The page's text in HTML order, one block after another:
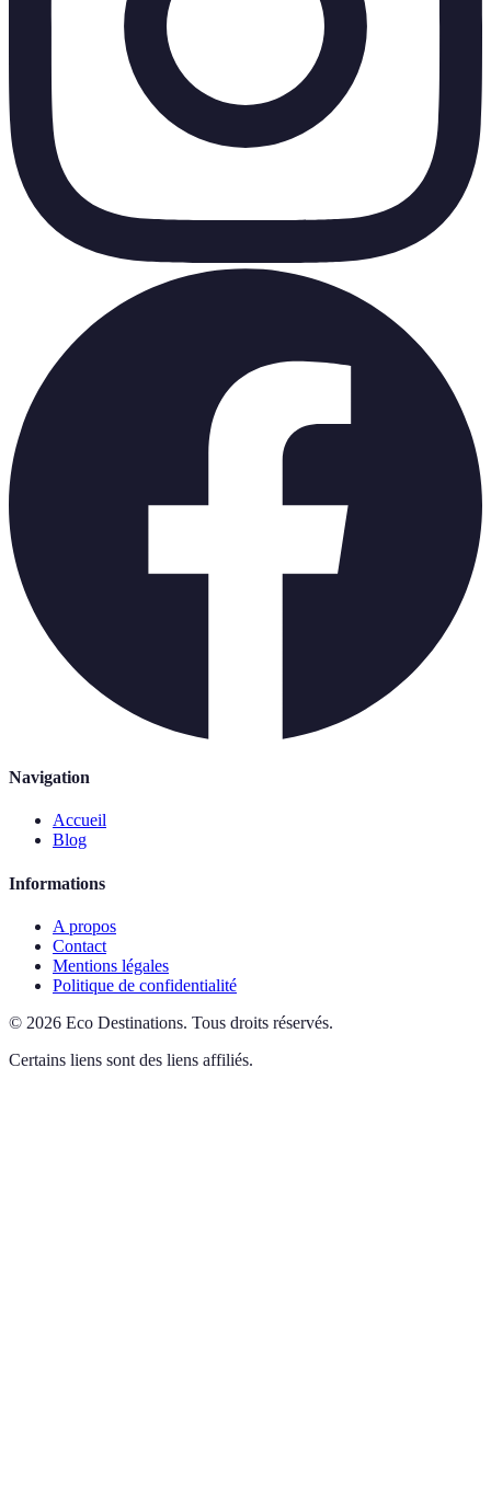
Navigation
Accueil
Blog
Informations
A propos
Contact
Mentions légales
Politique de confidentialité
© 2026 Eco Destinations. Tous droits réservés.
Certains liens sont des liens affiliés.